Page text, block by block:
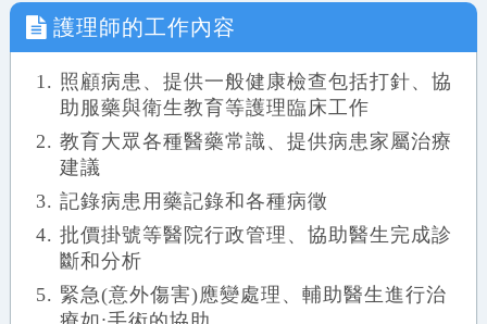
護理師的工作內容
照顧病患、提供一般健康檢查包括打針、協
助服藥與衛生教育等護理臨床工作
教育大眾各種醫藥常識、提供病患家屬治療
建議
記錄病患用藥記錄和各種病徵
批價掛號等醫院行政管理、協助醫生完成診
斷和分析
緊急(意外傷害)應變處理、輔助醫生進行治